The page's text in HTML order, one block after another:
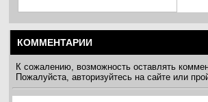
КОММЕНТАРИИ
К сожалению, возможность оставлять
Пожалуйста, авторизуйтесь на сайте или